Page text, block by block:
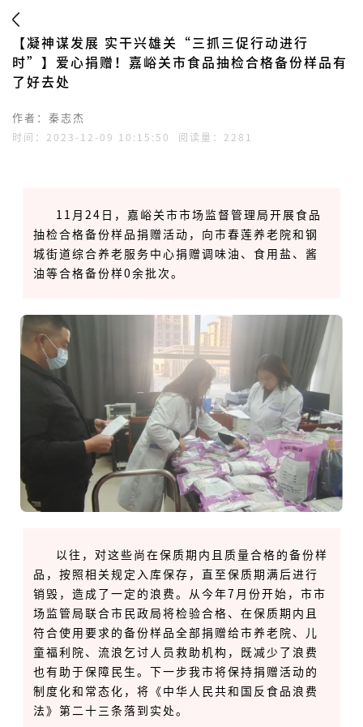
【凝神谋发展 实干兴雄关“三抓三促行动进行
时”】爱心捐赠！嘉峪关市食品抽检合格备份样品有
了好去处
作者：秦志杰
时间：2023-12-09 10:15:50 阅读量：2281
11月24日，嘉峪关市市场监督管理局开展食品
抽检合格备份样品捐赠活动，向市春莲养老院和钢
城街道综合养老服务中心捐赠调味油、食用盐、酱
油等合格备份样0余批次。
以往，对这些尚在保质期内且质量合格的备份样
品，按照相关规定入库保存，直至保质期满后进行
销毁，造成了一定的浪费。从今年7月份开始，市市
场监管局联合市民政局将检验合格、在保质期内且
符合使用要求的备份样品全部捐赠给市养老院、儿
童福利院、流浪乞讨人员救助机构，既减少了浪费
也有助于保障民生。下一步我市将保持捐赠活动的
制度化和常态化，将《中华人民共和国反食品浪费
法》第二十三条落到实处。